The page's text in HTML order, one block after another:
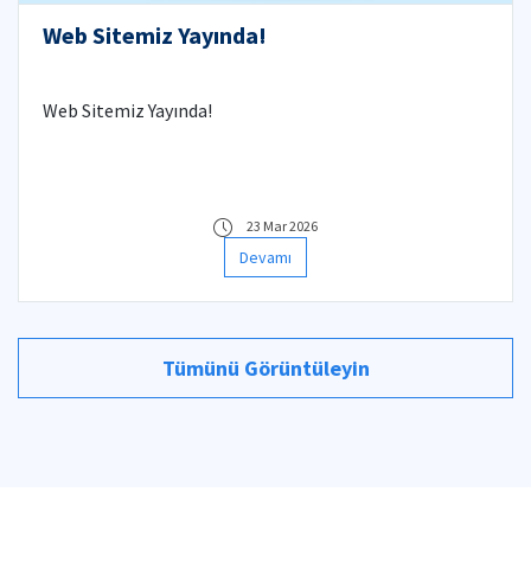
Web Sitemiz Yayında!
Web Sitemiz Yayında!
23 Mar 2026
Devamı
Tümünü Görüntüleyin